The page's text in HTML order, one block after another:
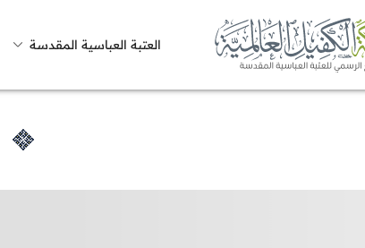
العتبة العباسية المقدسة